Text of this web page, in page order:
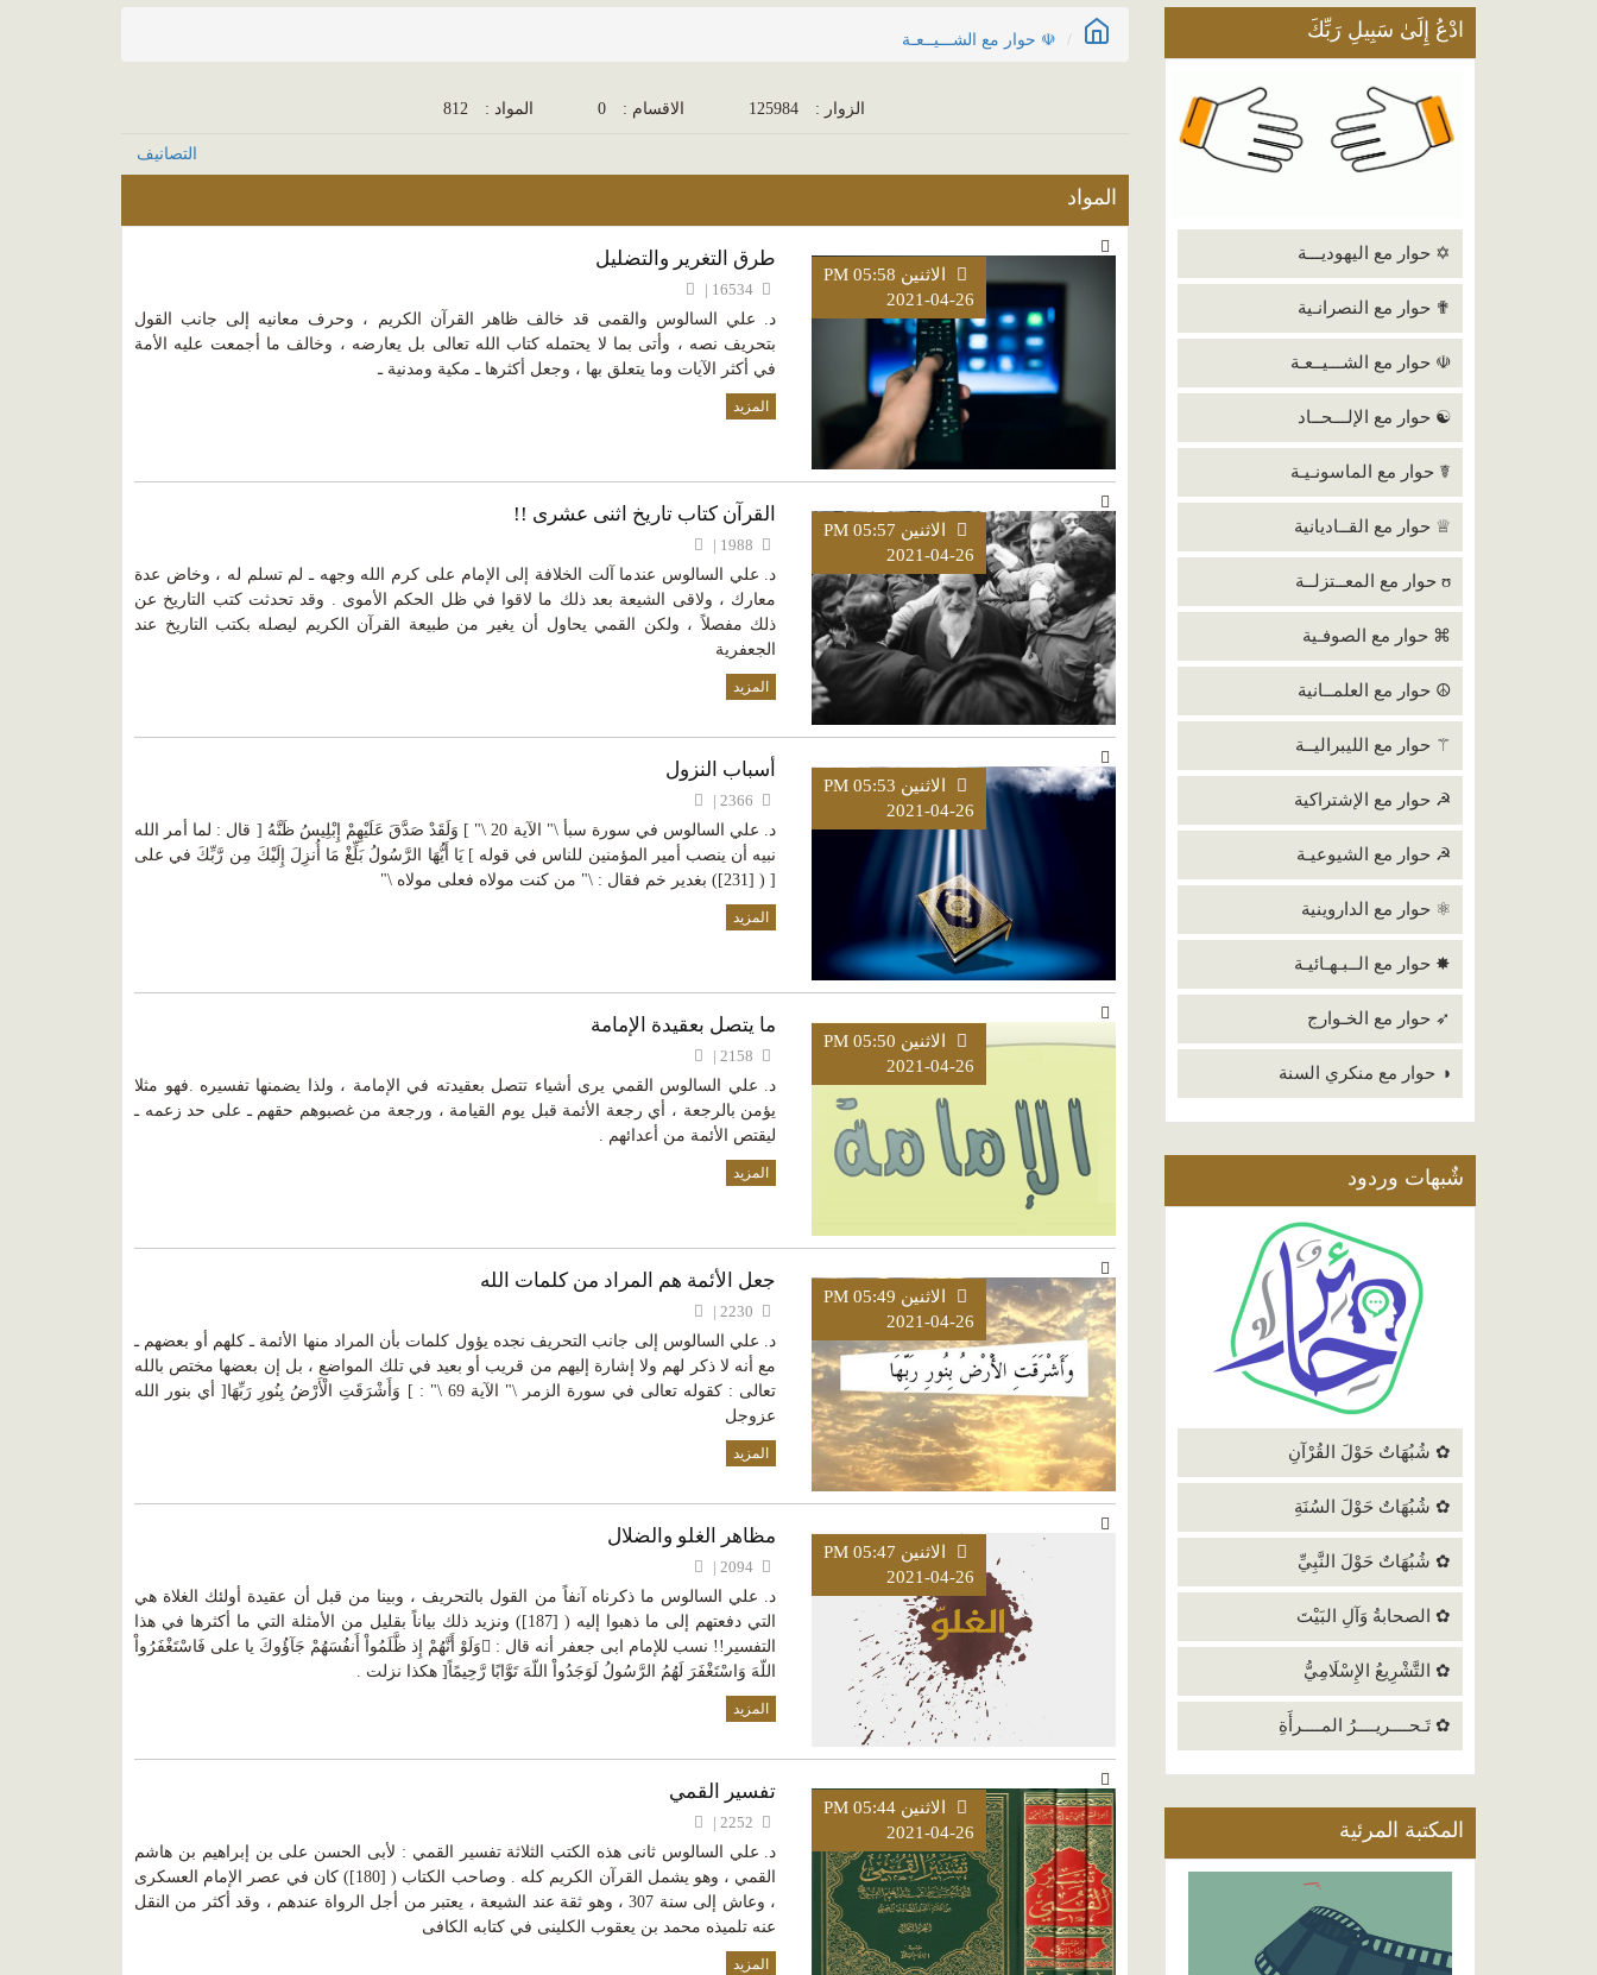
ادْعُ إِلَىٰ سَبِيلِ رَبِّكَ
✡ حوار مع اليهوديـــة
✟ حوار مع النصرانـية
☫ حوار مع الشـــيــعـة
☯ حوار مع الإلـــحــاد
☤ حوار مع الماسونـيـة
♕ حوار مع القــاديانية
ʊ حوار مع المعــتزلــة
⌘ حوار مع الصوفـية
☮ حوار مع العلمــانية
⚚ حوار مع الليبراليــة
☭ حوار مع الإشتراكية
☭ حوار مع الشيوعيـة
⚛ حوار مع الداروينية
✸ حوار مع الــبـهـائيـة
➶ حوار مع الخـوارج
◑ حوار مع منكري السنة
شٌبهات وردود
✿ شُبُهَاتٌ حَوْلَ القُرْآنِ
✿ شُبُهَاتٌ حَوْلَ السُنَةِ
✿ شُبُهَاتٌ حَوْلَ النَّبِيِّ
✿ الصحابةُ وَآلِ البَيْتَ
✿ التَّشْرِيعُ الإِسْلَامِيُّ
✿ تَـحــــريــــرُ المــــرأَةِ
المكتبة المرئية
☫ حوار مع الشـــيــعـة
الزوار : 125984 الاقسام : 0 المواد : 812
التصانيف
المواد
الاثنين PM 05:58
2021-04-26
طرق التغرير والتضليل
16534 |
د. علي السالوس والقمى قد خالف ظاهر القرآن الكريم ، وحرف معانيه إلى جانب القول
بتحريف نصه ، وأتى بما لا يحتمله كتاب الله تعالى بل يعارضه ، وخالف ما أجمعت عليه الأمة
في أكثر الآيات وما يتعلق بها ، وجعل أكثرها ـ مكية ومدنية ـ
المزيد
الاثنين PM 05:57
2021-04-26
القرآن كتاب تاريخ اثنى عشرى !!
د. علي السالوس عندما آلت الخلافة إلى الإمام على كرم الله وجهه ـ لم تسلم له ، وخاض عدة
معارك ، ولاقى الشيعة بعد ذلك ما لاقوا في ظل الحكم الأموى . وقد تحدثت كتب التاريخ عن
ذلك مفصلاً ، ولكن القمي يحاول أن يغير من طبيعة القرآن الكريم ليصله بكتب التاريخ عند
الجعفرية
المزيد
الاثنين PM 05:53
2021-04-26
أسباب النزول
د. علي السالوس في سورة سبأ \" الآية 20 \" ] وَلَقَدْ صَدَّقَ عَلَيْهِمْ إِبْلِيسُ ظَنَّهُ [ قال : لما أمر الله
نبيه أن ينصب أمير المؤمنين للناس في قوله ] يَا أَيُّهَا الرَّسُولُ بَلِّغْ مَا أُنزِلَ إِلَيْكَ مِن رَّبِّكَ في على
[ ( [231]) بغدير خم فقال : \" من كنت مولاه فعلى مولاه \"
المزيد
الاثنين PM 05:50
2021-04-26
ما يتصل بعقيدة الإمامة
د. علي السالوس القمي يرى أشياء تتصل بعقيدته في الإمامة ، ولذا يضمنها تفسيره .فهو مثلا
يؤمن بالرجعة ، أي رجعة الأئمة قبل يوم القيامة ، ورجعة من غصبوهم حقهم ـ على حد زعمه ـ
ليقتص الأئمة من أعدائهم .
المزيد
الاثنين PM 05:49
2021-04-26
جعل الأئمة هم المراد من كلمات الله
د. علي السالوس إلى جانب التحريف نجده يؤول كلمات بأن المراد منها الأئمة ـ كلهم أو بعضهم ـ
مع أنه لا ذكر لهم ولا إشارة إليهم من قريب أو بعيد في تلك المواضع ، بل إن بعضها مختص بالله
تعالى : كقوله تعالى في سورة الزمر \" الآية 69 \" : ] وَأَشْرَقَتِ الْأَرْضُ بِنُورِ رَبِّهَا[ أي بنور الله
عزوجل
المزيد
الاثنين PM 05:47
2021-04-26
مظاهر الغلو والضلال
2094 |
د. علي السالوس ما ذكرناه آنفاً من القول بالتحريف ، وبينا من قبل أن عقيدة أولئك الغلاة هي
التي دفعتهم إلى ما ذهبوا إليه ( [187]) ونزيد ذلك بياناً بقليل من الأمثلة التي ما أكثرها في هذا
التفسير!! نسب للإمام ابى جعفر أنه قال : وَلَوْ أَنَّهُمْ إِذ ظَّلَمُواْ أَنفُسَهُمْ جَآؤُوكَ يا على فَاسْتَغْفَرُواْ
اللّهَ وَاسْتَغْفَرَ لَهُمُ الرَّسُولُ لَوَجَدُواْ اللّهَ تَوَّابًا رَّحِيمًاً[ هكذا نزلت .
المزيد
الاثنين PM 05:44
2021-04-26
تفسير القمي
د. علي السالوس ثانى هذه الكتب الثلاثة تفسير القمي : لأبى الحسن على بن إبراهيم بن هاشم
القمي ، وهو يشمل القرآن الكريم كله . وصاحب الكتاب ( [180]) كان في عصر الإمام العسكرى
، وعاش إلى سنة 307 ، وهو ثقة عند الشيعة ، يعتبر من أجل الرواة عندهم ، وقد أكثر من النقل
عنه تلميذه محمد بن يعقوب الكلينى في كتابه الكافى
المزيد